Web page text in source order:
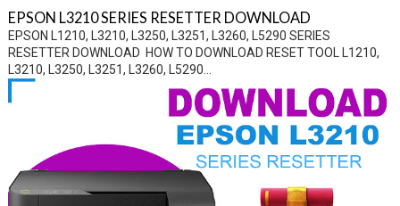
EPSON L3210 SERIES RESETTER DOWNLOAD
EPSON L1210, L3210, L3250, L3251, L3260, L5290 SERIES
RESETTER DOWNLOAD HOW TO DOWNLOAD RESET TOOL L1210,
L3210, L3250, L3251, L3260, L5290...